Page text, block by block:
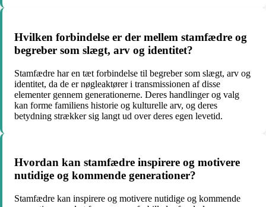
Hvilken forbindelse er der mellem stamfædre og
begreber som slægt, arv og identitet?
Stamfædre har en tæt forbindelse til begreber som slægt, arv og
identitet, da de er nøgleaktører i transmissionen af disse
elementer gennem generationerne. Deres handlinger og valg
kan forme familiens historie og kulturelle arv, og deres
betydning strækker sig langt ud over deres egen levetid.
Hvordan kan stamfædre inspirere og motivere
nutidige og kommende generationer?
Stamfædre kan inspirere og motivere nutidige og kommende